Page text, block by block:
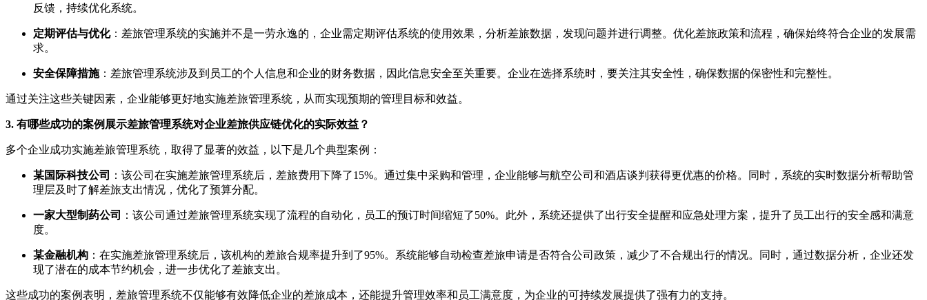
反馈，持续优化系统。
定期评估与优化：差旅管理系统的实施并不是一劳永逸的，企业需定期评估系统的使用效果，分析差旅数据，发现问题并进行调整。优化差旅政策和流程，确保始终符合企业的发展需
求。
安全保障措施：差旅管理系统涉及到员工的个人信息和企业的财务数据，因此信息安全至关重要。企业在选择系统时，要关注其安全性，确保数据的保密性和完整性。
通过关注这些关键因素，企业能够更好地实施差旅管理系统，从而实现预期的管理目标和效益。
3. 有哪些成功的案例展示差旅管理系统对企业差旅供应链优化的实际效益？
多个企业成功实施差旅管理系统，取得了显著的效益，以下是几个典型案例：
某国际科技公司
：该公司在实施差旅管理系统后，差旅费用下降了15%。通过集中采购和管理，企业能够与航空公司和酒店谈判获得更优惠的价格。同时，系统的实时数据分析帮助管
理层及时了解差旅支出情况，优化了预算分配。
一家大型制药公司
：该公司通过差旅管理系统实现了流程的自动化，员工的预订时间缩短了50%。此外，系统还提供了出行安全提醒和应急处理方案，提升了员工出行的安全感和满意
度。
某金融机构 ：在实施差旅管理系统后，该机构的差旅合规率提升到了95%。系统能够自动检查差旅申请是否符合公司政策，减少了不合规出行的情况。同时，通过数据分析，企业还发
现了潜在的成本节约机会，进一步优化了差旅支出。
这些成功的案例表明，差旅管理系统不仅能够有效降低企业的差旅成本，还能提升管理效率和员工满意度，为企业的可持续发展提供了强有力的支持。